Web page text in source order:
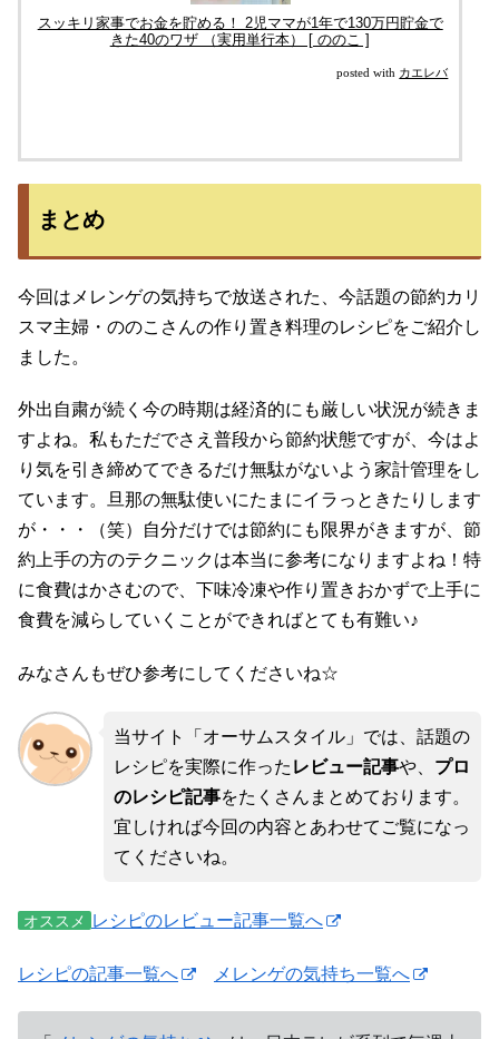
スッキリ家事でお金を貯める！ 2児ママが1年で130万円貯金で
きた40のワザ （実用単行本） [ ののこ ]
posted with カエレバ
まとめ
今回はメレンゲの気持ちで放送された、今話題の節約カリ
スマ主婦・ののこさんの作り置き料理のレシピをご紹介し
ました。
外出自粛が続く今の時期は経済的にも厳しい状況が続きま
すよね。私もただでさえ普段から節約状態ですが、今はよ
り気を引き締めてできるだけ無駄がないよう家計管理をし
ています。旦那の無駄使いにたまにイラっときたりします
が・・・（笑）自分だけでは節約にも限界がきますが、節
約上手の方のテクニックは本当に参考になりますよね！特
に食費はかさむので、下味冷凍や作り置きおかずで上手に
食費を減らしていくことができればとても有難い♪
みなさんもぜひ参考にしてくださいね☆
当サイト「オーサムスタイル」では、話題の
レシピを実際に作った レビュー記事や、 プロ
のレシピ記事をたくさんまとめております。
宜しければ今回の内容とあわせてご覧になっ
てくださいね。
オススメ レシピのレビュー記事一覧へ
レシピの記事一覧へ メレンゲの気持ち一覧へ